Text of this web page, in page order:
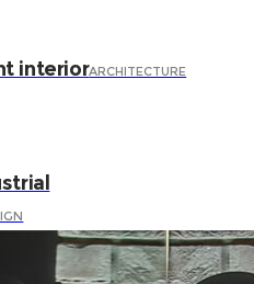
interiorARCHITECTURE